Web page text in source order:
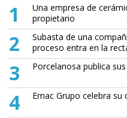
1
Una empresa de
propietario
2
Subasta de una
proceso entra en la
3 Porcelanosa publica
4 Emac Grupo celebra